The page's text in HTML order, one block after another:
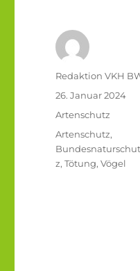
Autor
Redaktion VKH
Veröffentlicht
26. Januar 2024
Kategorien
Artenschutz
Schlagwörter
Artenschutz,
z,Tötung,Vögel